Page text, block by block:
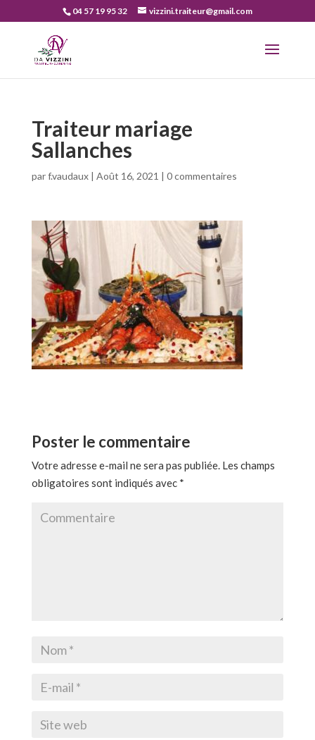
04 57 19 95 32 vizzini.traiteur@gmail.com
Traiteur mariage
Sallanches
parf.vaudaux| Août 16, 2021 | 0 commentaires
Poster le commentaire
Votre adresse e-mail ne sera pas publiée.Les champs
obligatoires sont indiqués avec *